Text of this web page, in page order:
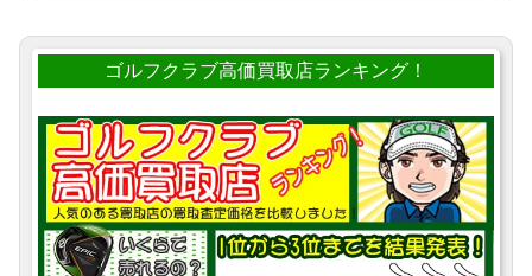
ゴルフクラブ高価買取店ランキング！